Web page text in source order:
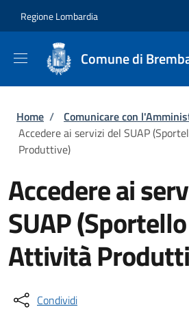
Regione Lombardia
Comune di
Briciole di pane
Home / Comunicare con
Accedere ai servizi del SUAP
Produttive)
Accedere ai
SUAP
Attività
Condividi